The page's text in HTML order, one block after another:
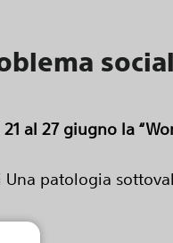
al 27 giugno la
patologia